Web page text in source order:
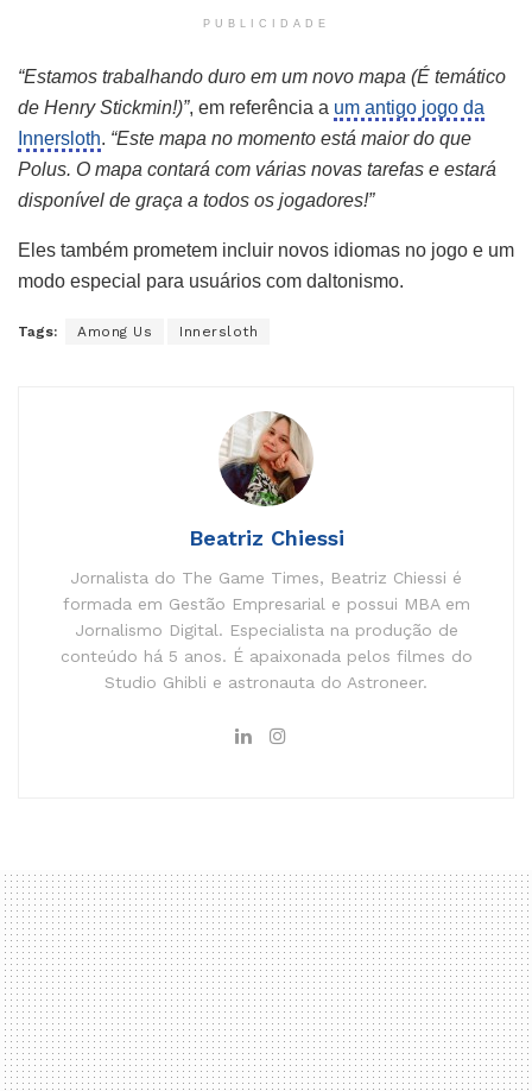
PUBLICIDADE
“Estamos trabalhando duro em um novo mapa (É temático
de Henry Stickmin!)”, em referência a um antigo jogo da
Innersloth. “Este mapa no momento está maior do que
Polus. O mapa contará com várias novas tarefas e estará
disponível de graça a todos os jogadores!”
Eles também prometem incluir novos idiomas no jogo e um
modo especial para usuários com daltonismo.
Tags: Among Us Innersloth
Beatriz Chiessi
Jornalista do The Game Times, Beatriz Chiessi é
formada em Gestão Empresarial e possui MBA em
Jornalismo Digital. Especialista na produção de
conteúdo há 5 anos. É apaixonada pelos filmes do
Studio Ghibli e astronauta do Astroneer.